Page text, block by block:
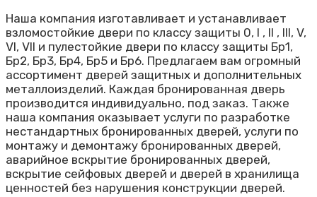
Наша компания изготавливает и устанавливает
взломостойкие двери по классу защиты 0, I , II , III, V,
VI, VII и пулестойкие двери по классу защиты Бр1,
Бр2, Бр3, Бр4, Бр5 и Бр6. Предлагаем вам огромный
ассортимент дверей защитных и дополнительных
металлоизделий. Каждая бронированная дверь
производится индивидуально, под заказ. Также
наша компания оказывает услуги по разработке
нестандартных бронированных дверей, услуги по
монтажу и демонтажу бронированных дверей,
аварийное вскрытие бронированных дверей,
вскрытие сейфовых дверей и дверей в хранилища
ценностей без нарушения конструкции дверей.